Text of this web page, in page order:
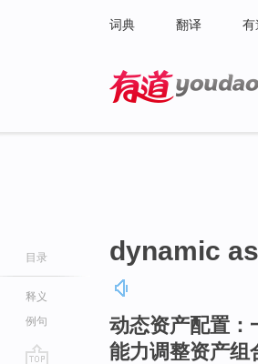
词典 翻译 有
目录
释义
例句
dynamic
动态资产配置：
能力调整资产组